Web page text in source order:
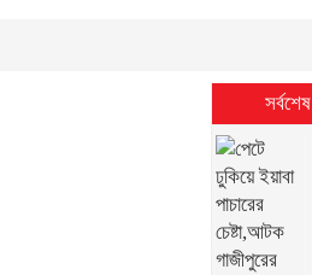
সর্বশেষ